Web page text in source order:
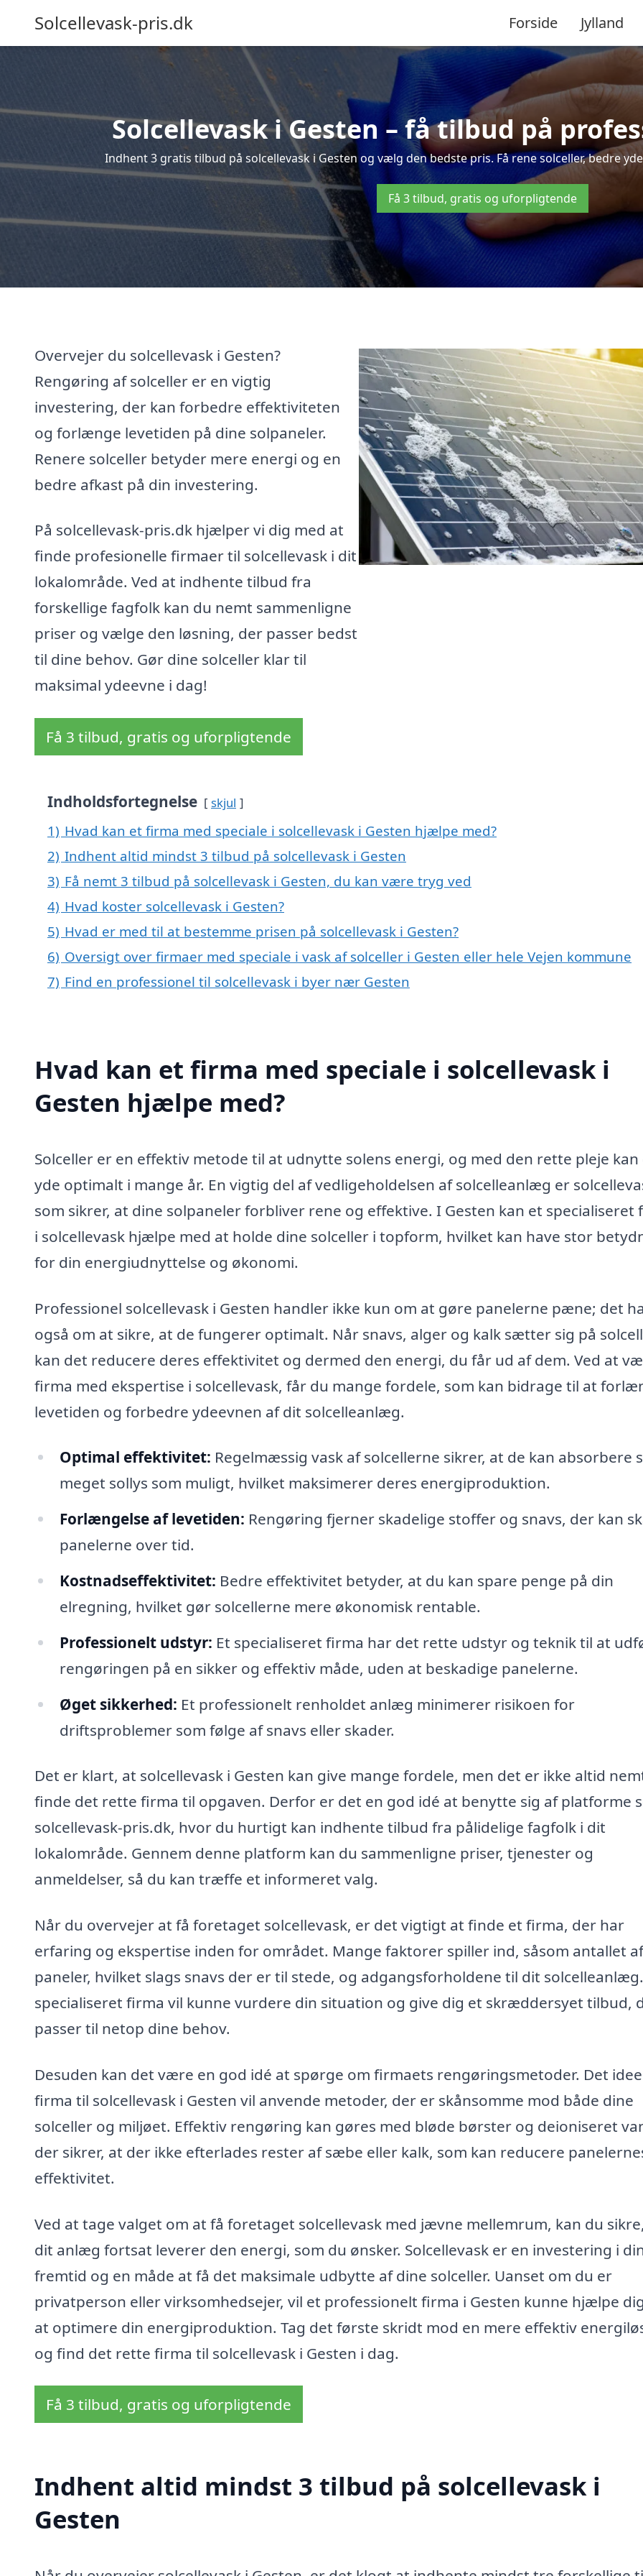
Solcellevask-pris.dk Forside Jylland
Solcellevask i Gesten – få tilbud på
Indhent 3 gratis tilbud på solcellevask i Gesten og vælg den bedste pris. Få rene solceller, bedre
Få 3 tilbud, gratis og uforpligtende
Overvejer du solcellevask i Gesten?
Rengøring af solceller er en vigtig
investering, der kan forbedre effektiviteten
og forlænge levetiden på dine solpaneler.
Renere solceller betyder mere energi og en
bedre afkast på din investering.
På solcellevask-pris.dk hjælper vi dig med at
finde profesionelle firmaer til solcellevask i dit
lokalområde. Ved at indhente tilbud fra
forskellige fagfolk kan du nemt sammenligne
priser og vælge den løsning, der passer bedst
til dine behov. Gør dine solceller klar til
maksimal ydeevne i dag!
Få 3 tilbud, gratis og uforpligtende
Indholdsfortegnelse skjul
1) Hvad kan et firma med speciale i solcellevask i Gesten hjælpe med?
2) Indhent altid mindst 3 tilbud på solcellevask i Gesten
3) Få nemt 3 tilbud på solcellevask i Gesten, du kan være tryg ved
4) Hvad koster solcellevask i Gesten?
5) Hvad er med til at bestemme prisen på solcellevask i Gesten?
6) Oversigt over firmaer med speciale i vask af solceller i Gesten eller hele Vejen kommune
7) Find en professionel til solcellevask i byer nær Gesten
Hvad kan et firma med speciale i solcellevask i
Gesten hjælpe med?
Solceller er en effektiv metode til at udnytte solens energi, og med den rette pleje kan
yde optimalt i mange år. En vigtig del af vedligeholdelsen af solcelleanlæg er
som sikrer, at dine solpaneler forbliver rene og effektive. I Gesten kan et specialiseret
i solcellevask hjælpe med at holde dine solceller i topform, hvilket kan have stor
for din energiudnyttelse og økonomi.
Professionel solcellevask i Gesten handler ikke kun om at gøre panelerne pæne; det
også om at sikre, at de fungerer optimalt. Når snavs, alger og kalk sætter sig på
kan det reducere deres effektivitet og dermed den energi, du får ud af dem. Ved at
firma med ekspertise i solcellevask, får du mange fordele, som kan bidrage til at
levetiden og forbedre ydeevnen af dit solcelleanlæg.
Optimal effektivitet: Regelmæssig vask af solcellerne sikrer, at de kan absorbere
meget sollys som muligt, hvilket maksimerer deres energiproduktion.
Forlængelse af levetiden: Rengøring fjerner skadelige stoffer og snavs, der kan
panelerne over tid.
Kostnadseffektivitet: Bedre effektivitet betyder, at du kan spare penge på din
elregning, hvilket gør solcellerne mere økonomisk rentable.
Professionelt udstyr: Et specialiseret firma har det rette udstyr og teknik til at
rengøringen på en sikker og effektiv måde, uden at beskadige panelerne.
Øget sikkerhed: Et professionelt renholdet anlæg minimerer risikoen for
driftsproblemer som følge af snavs eller skader.
Det er klart, at solcellevask i Gesten kan give mange fordele, men det er ikke altid
finde det rette firma til opgaven. Derfor er det en god idé at benytte sig af platforme
solcellevask-pris.dk, hvor du hurtigt kan indhente tilbud fra pålidelige fagfolk i dit
lokalområde. Gennem denne platform kan du sammenligne priser, tjenester og
anmeldelser, så du kan træffe et informeret valg.
Når du overvejer at få foretaget solcellevask, er det vigtigt at finde et firma, der har
erfaring og ekspertise inden for området. Mange faktorer spiller ind, såsom antallet af
paneler, hvilket slags snavs der er til stede, og adgangsforholdene til dit
specialiseret firma vil kunne vurdere din situation og give dig et skræddersyet tilbud,
passer til netop dine behov.
Desuden kan det være en god idé at spørge om firmaets rengøringsmetoder. Det
firma til solcellevask i Gesten vil anvende metoder, der er skånsomme mod både dine
solceller og miljøet. Effektiv rengøring kan gøres med bløde børster og deioniseret
der sikrer, at der ikke efterlades rester af sæbe eller kalk, som kan reducere
effektivitet.
Ved at tage valget om at få foretaget solcellevask med jævne mellemrum, kan du
dit anlæg fortsat leverer den energi, som du ønsker. Solcellevask er en investering i
fremtid og en måde at få det maksimale udbytte af dine solceller. Uanset om du er
privatperson eller virksomhedsejer, vil et professionelt firma i Gesten kunne hjælpe
at optimere din energiproduktion. Tag det første skridt mod en mere effektiv
og find det rette firma til solcellevask i Gesten i dag.
Få 3 tilbud, gratis og uforpligtende
Indhent altid mindst 3 tilbud på solcellevask i
Gesten